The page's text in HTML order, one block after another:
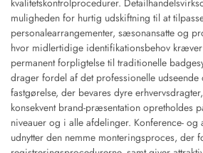
kvalitetskontrolprocedurer.
muligheden for hurtig udskiftning til at
personalearrangementer, sæsonansatte og
hvor midlertidige identifikationsbehov
permanent forpligtelse til traditionelle
drager fordel af det professionelle udseende
fastgørelse, der bevares dyre
konsekvent brand-præsentation opretholdes
niveauer og i alle afdelinger. Konference-
udnytter den nemme monteringsproces, der